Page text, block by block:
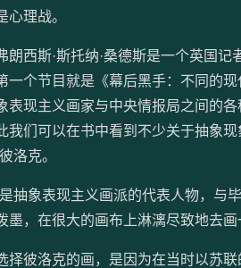
心理战。
朗西斯·斯托纳·桑德斯是一个英国
一个节目就是《幕后黑手：不同的
表现主义画家与中央情报局之间的
我们可以在书中看到不少关于抽象
洛克。
抽象表现主义画派的代表人物，与
墨，在很大的画布上淋漓尽致地去
择彼洛克的画，是因为在当时以苏